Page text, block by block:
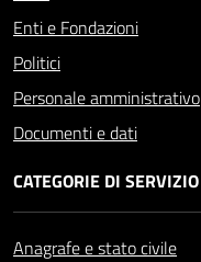
Enti e Fondazioni
Politici
Personale amministrativo
Documenti e dati
CATEGORIE DI SERVIZIO
Anagrafe e stato civile